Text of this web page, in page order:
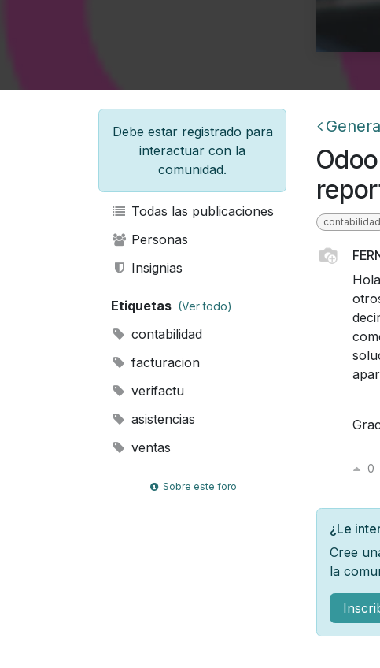
Debe estar registrado para
interactuar con la
comunidad.
Todas las publicaciones
Personas
Insignias
Etiquetas (Ver todo)
contabilidad
facturacion
verifactu
asistencias
ventas
Sobre este foro
contabilidad
0
¿Le
Cree
la